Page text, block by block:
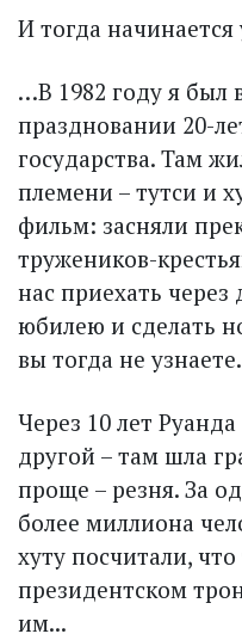
И тогда
…В 1982 году я был
праздновании 20-
государства. Там
племени – тутси и
фильм: засняли
тружеников-
нас приехать
юбилею и сделать
вы тогда не
Через 10 лет
другой – там шла
проще – резня. За
более миллиона
хуту посчитали,
президентском
им...